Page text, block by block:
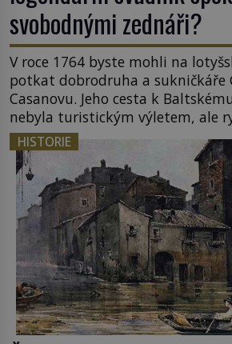
svobodnými zednáři?
V roce 1764 byste mohli na
potkat dobrodruha a sukničkáře
Casanovu. Jeho cesta k
nebyla turistickým výletem, ale
cestou se zištnými úmysly. Jaký
sledoval, když se například
lotyšské Rigy? Casanova v
tamní zednářské lóže. Nebyl v
nováčkem, protože do
HISTORIE